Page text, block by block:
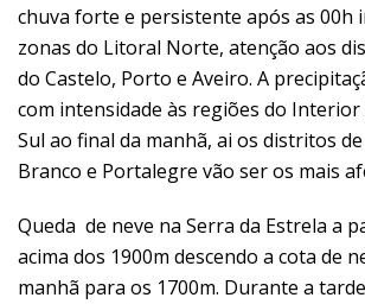
chuva forte e persistente após as 00h
zonas do Litoral Norte, atenção aos
do Castelo, Porto e Aveiro. A
com intensidade às regiões do
Sul ao final da manhã, ai os distritos
Branco e Portalegre vão ser os mais
Queda de neve na Serra da Estrela a
acima dos 1900m descendo a cota de
manhã para os 1700m. Durante a